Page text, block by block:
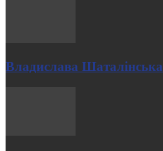
Владислава Шаталінська